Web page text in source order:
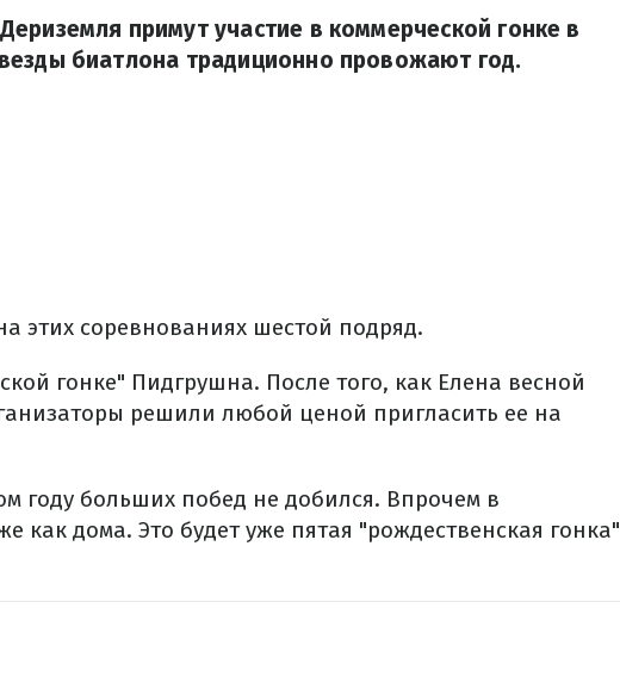
примут участие в коммерческой гонке в
биатлона традиционно провожают год.
этих соревнованиях шестой подряд.
гонке" Пидгрушна. После того, как Елена весной
решили любой ценой пригласить ее на
году больших побед не добился. Впрочем в
как дома. Это будет уже пятая "рождественская гонка"